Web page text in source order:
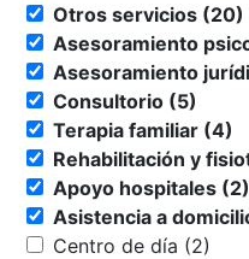
Otros servicios (20)
Consultorio (5)
Terapia familiar (4)
Apoyo hospitales (2)
Centro de día (2)